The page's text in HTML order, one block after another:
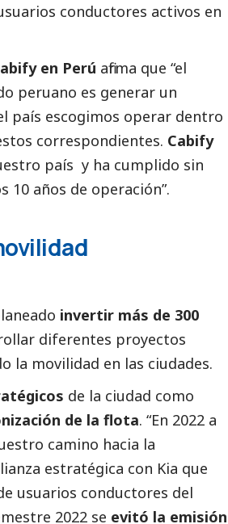
conductores activos en
en Perú afirma que “el
peruano es generar un
país escogimos operar dentro
correspondientes. Cabify
país y ha cumplido sin
años de operación”.
invertir más de 300
diferentes proyectos
la movilidad en las ciudades.
de la ciudad como
de la flota. “En 2022 a
camino hacia la
estratégica con Kia que
usuarios conductores del
2022 se evitó la emisión